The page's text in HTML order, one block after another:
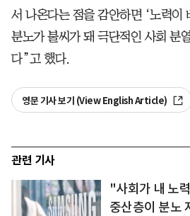
서 나온다는 점을 감안하면 ‘노력이
분노가 불씨가 돼 극단적인 사회 분
다”고 했다.
영문 기사 보기 (View English Article)
관련 기사
"사회가 내 노
중산층이 분노